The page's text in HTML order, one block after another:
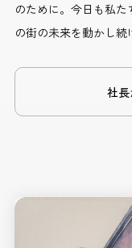
のために。今日も私
の街の未来を動かし続
社